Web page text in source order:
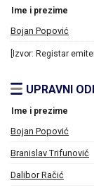
Ime i prezime
Bojan Popović
[Izvor: Registar
UPRAVNI
Ime i prezime
Bojan Popović
Branislav Trifunović
Dalibor Račić